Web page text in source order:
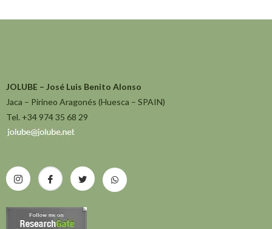
JOLUBE – José Luis Benito Alonso
Jaca – Pirineo Aragonés (Huesca – SPAIN)
Tel. +34 974 35 68 29